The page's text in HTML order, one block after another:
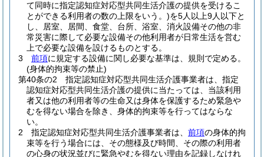
て同時に指定認知症対応型共同生活介護の提供を受けるこ
とができる利用者の数の上限をいう。)を5人以上9人以下と
し、居室、居間、食堂、台所、浴室、消火設備その他の非
常災害に際して必要な設備その他利用者が日常生活を営む
上で必要な設備を設けるものとする。
3
前項に規定する設備に関し必要な基準は、規則で定める。
(身体的拘束等の禁止)
第40条の2
指定認知症対応型共同生活介護事業者は、指定
認知症対応型共同生活介護の提供に当たっては、当該利用
者又は他の利用者等の生命又は身体を保護するため緊急や
むを得ない場合を除き、身体的拘束等を行ってはならな
い。
2
指定認知症対応型共同生活介護事業者は、 前項の身体的拘
束等を行う場合には、その態様及び時間、その際の利用者
の心身の状況並びに緊急やむを得ない理由を記録しなけれ